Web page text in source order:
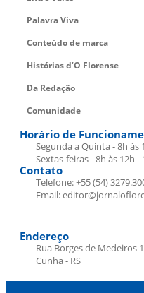
Palavra Viva
Conteúdo de marca
Histórias d’O Florense
Da Redação
Comunidade
Horário de
Segunda a Quinta - 8h às
Sextas-feiras - 8h às 12h -
Contato
Telefone: +55 (54)
Email:
Endereço
Rua Borges de Medeiros
Cunha - RS